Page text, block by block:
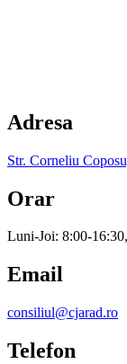
Adresa
Str. Corneliu
Orar
Luni-Joi: 8:00-
Email
consiliul@cjarad.ro
Telefon